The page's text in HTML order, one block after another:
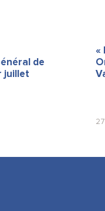
de
juillet
«